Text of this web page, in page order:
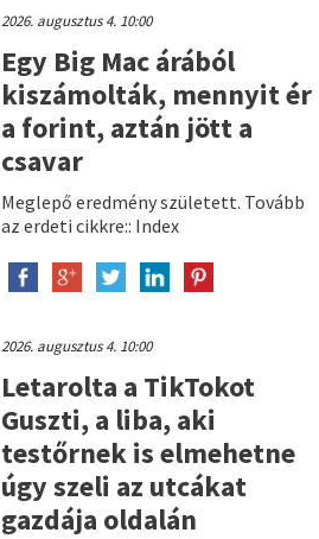
2026. augusztus 4. 10:00
Egy Big Mac árából
kiszámolták, mennyit ér
a forint, aztán jött a
csavar
Meglepő eredmény született. Tovább
az erdeti cikkre:: Index
2026. augusztus 4. 10:00
Letarolta a TikTokot
Guszti, a liba, aki
testőrnek is elmehetne
úgy szeli az utcákat
gazdája oldalán